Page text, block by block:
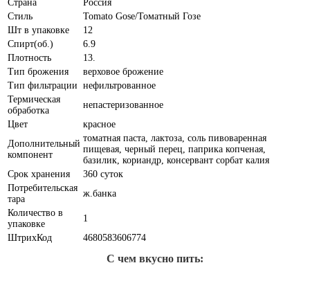
Страна
Россия
Стиль
Tomato Gose/Томатный Гозе
Шт в упаковке
12
Спирт(об.)
6.9
Плотность
13.
Тип брожения
верховое брожение
Тип фильтрации нефильтрованное
Термическая
обработка
непастеризованное
Цвет
красное
Дополнительный
компонент
томатная паста, лактоза, соль пивоваренная
пищевая, черный перец, паприка копченая,
базилик, кориандр, консервант сорбат калия
Срок хранения
360 суток
Потребительская
тара
ж.банка
Количество в
упаковке
1
ШтрихКод
4680583606774
С чем вкусно пить: